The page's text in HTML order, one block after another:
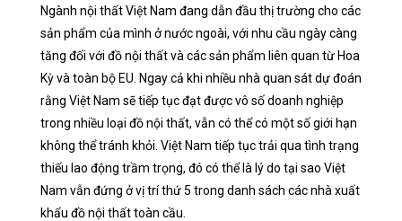
Ngành nội thất Việt Nam đang dẫn đầu thị trường cho các
sản phẩm của mình ở nước ngoài, với nhu cầu ngày càng
tăng đối với đồ nội thất và các sản phẩm liên quan từ Hoa
Kỳ và toàn bộ EU. Ngay cả khi nhiều nhà quan sát dự đoán
rằng Việt Nam sẽ tiếp tục đạt được vô số doanh nghiệp
trong nhiều loại đồ nội thất, vẫn có thể có một số giới hạn
không thể tránh khỏi. Việt Nam tiếp tục trải qua tình trạng
thiếu lao động trầm trọng, đó có thể là lý do tại sao Việt
Nam vẫn đứng ở vị trí thứ 5 trong danh sách các nhà xuất
khẩu đồ nội thất toàn cầu.